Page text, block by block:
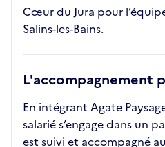
Cœur du Jura pour
Salins-les-Bains.
L'accompagnement
En intégrant Agate
salarié s’engage dans un
est suivi et accompagné